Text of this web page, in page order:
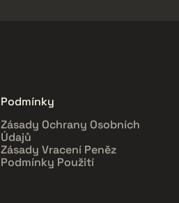
Podmínky
Zásady Ochrany Osobních
Údajů
Zásady Vracení Peněz
Podmínky Použití